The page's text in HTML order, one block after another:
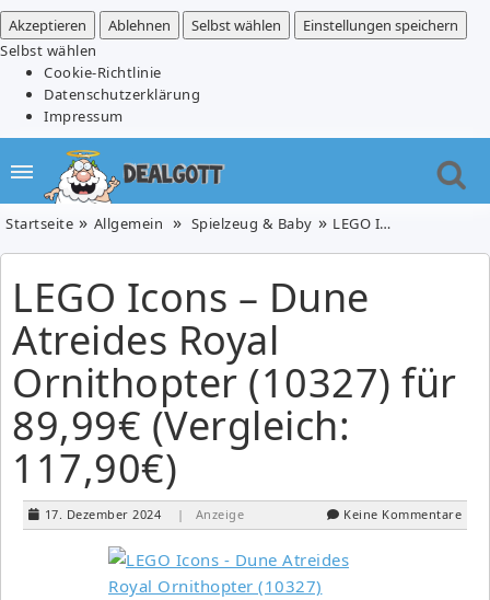
Akzeptieren
Ablehnen Selbst wählen
Einstellungen speichern
Selbst wählen
Cookie-Richtlinie
Datenschutzerklärung
Impressum
Startseite Allgemein Spielzeug & Baby LEGO Icons – Dune Atreides Royal Ornithopter (10327) für 89,99€ (Vergleich: 117,90€)
LEGO Icons – Dune
Atreides Royal
Ornithopter (10327) für
89,99€ (Vergleich:
117,90€)
17. Dezember 2024 | Anzeige Keine Kommentare